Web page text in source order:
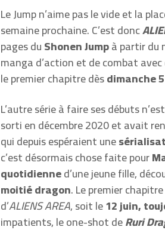
Le Jump n’aime pas le vide et la
semaine prochaine. C’est donc
pages duShonen Jumpà partir du
manga d’action et de combat
le premier chapitre dèsdimanche
L’autre série à faire ses débuts
sorti en décembre 2020 et avait
qui depuis espéraient une
c’est désormais chose faite pour
quotidienned’une jeune fille,
moitié dragon. Le premier
d’ALIENS AREA, soit le12 juin,
impatients, le one-shot deRuri